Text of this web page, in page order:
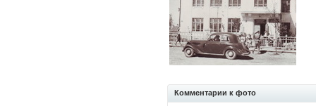
Комментарии к фото